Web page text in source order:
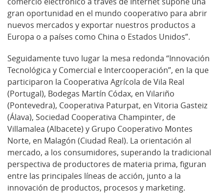
gran oportunidad en el mundo cooperativo para abrir
nuevos mercados y exportar nuestros productos a
Europa o a países como China o Estados Unidos”.
Seguidamente tuvo lugar la mesa redonda “Innovación
Tecnológica y Comercial e Intercooperación”, en la que
participaron la Cooperativa Agrícola de Vila Real
(Portugal), Bodegas Martín Códax, en Vilariño
(Pontevedra), Cooperativa Paturpat, en Vitoria Gasteiz
(Álava), Sociedad Cooperativa Champinter, de
Villamalea (Albacete) y Grupo Cooperativo Montes
Norte, en Malagón (Ciudad Real). La orientación al
mercado, a los consumidores, superando la tradicional
perspectiva de productores de materia prima, figuran
entre las principales líneas de acción, junto a la
innovación de productos, procesos y marketing.